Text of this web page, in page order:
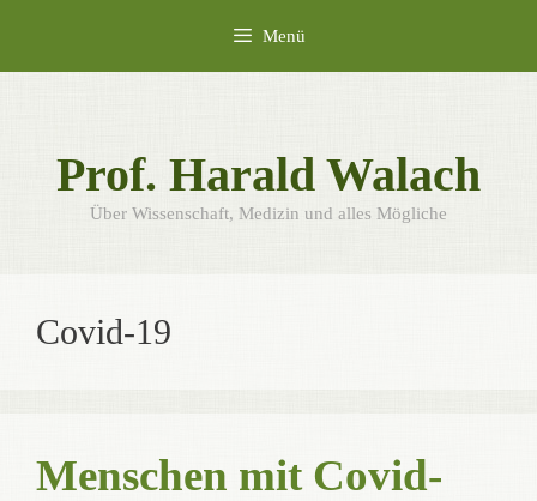
springen
Menü
Prof. Harald Walach
Über Wissenschaft, Medizin und alles Mögliche
Covid-19
Menschen mit Covid-